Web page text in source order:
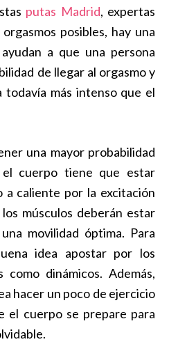
putas Madrid, expertas
posibles, hay una
a que una persona
de llegar al orgasmo y
todavía más intenso que el
una mayor probabilidad
cuerpo tiene que estar
caliente por la excitación
músculos deberán estar
movilidad óptima. Para
idea apostar por los
como dinámicos. Además,
hacer un poco de ejercicio
el cuerpo se prepare para